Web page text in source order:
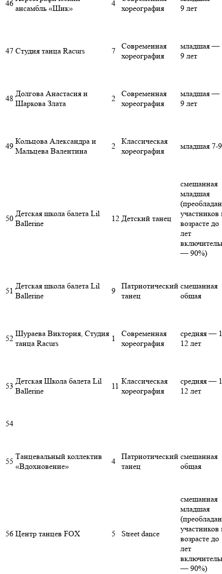
46
ансамбль «Шик»
4
хореография
9 лет
47 Студия танца Racurs 7
Современная
хореография
младшая —
9 лет
48
Долгова Анастасия и
Шаркова Злата
2
Современная
хореография
младшая —
9 лет
49
Кольцова Александра и
Мальцева Валентина
2
Классическая
хореография
младшая 7-9
50
Детская школа балета Lil
Ballerine
12 Детский танец
смешанная
младшая
участников
возрасте до
лет
— 90%)
51
Детская школа балета Lil
Ballerine
9
Патриотический
танец
смешанная
общая
52
Шураева Виктория, Студия
танца Racurs
1
Современная
хореография
средняя —
12 лет
53
Детская Школа балета Lil
Ballerine
11
Классическая
хореография
средняя —
12 лет
54
55
Танцевальный коллектив
«Вдохновение»
4
Патриотический
танец
смешанная
общая
56 Центр танцев FOX 5 Street dance
смешанная
младшая
участников
возрасте до
лет
— 90%)